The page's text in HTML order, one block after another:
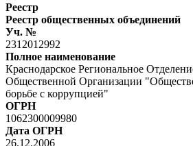
Реестр
Реестр общественных объединений
Уч. №
2312012992
Полное наименование
Краснодарское Региональное
Общественной Организации
борьбе с коррупцией"
ОГРН
1062300009980
Дата ОГРН
26.12.2006